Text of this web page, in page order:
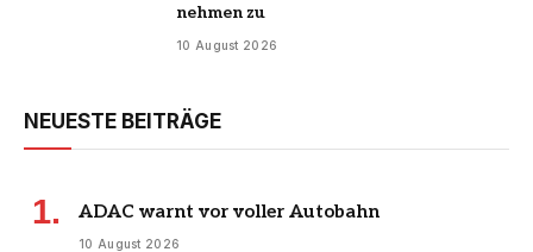
nehmen zu
10 August 2026
NEUESTE BEITRÄGE
ADAC warnt vor voller Autobahn
10 August 2026